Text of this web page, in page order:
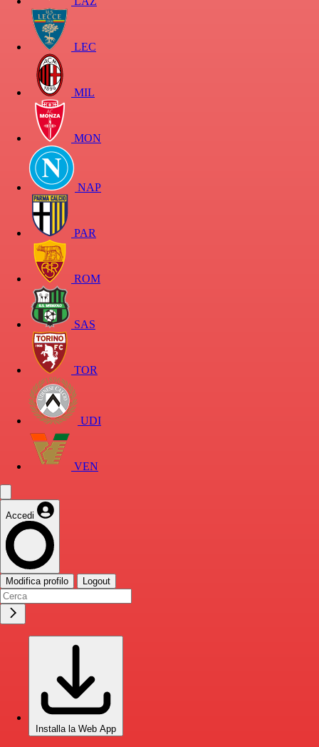
LEC
MIL
MON
NAP
PAR
ROM
SAS
TOR
UDI
VEN
Accedi
Modifica profilo Logout
Installa la Web App